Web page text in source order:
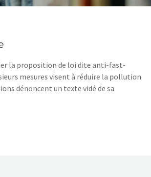
la proposition de loi dite anti-fast-
mesures visent à réduire la pollution
dénoncent un texte vidé de sa